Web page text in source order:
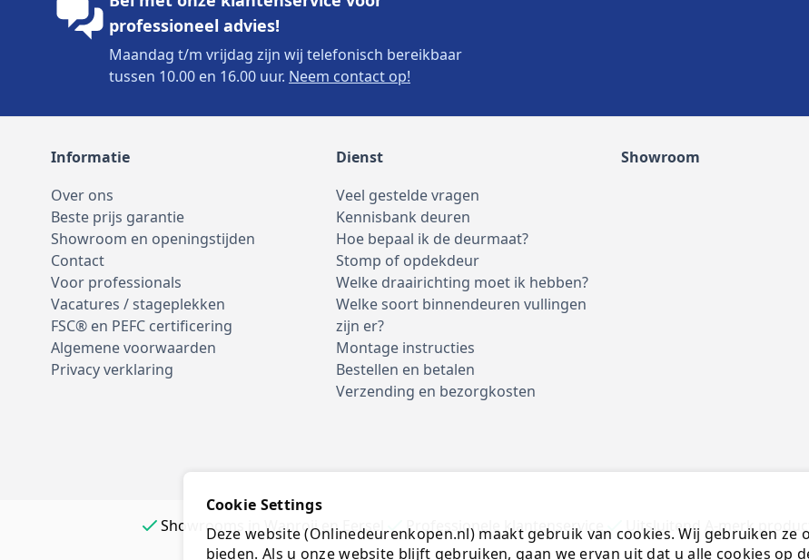
professioneel advies!
Maandag t/m vrijdag zijn wij telefonisch bereikbaar
tussen 10.00 en 16.00 uur. Neem contact op!
Informatie
Over ons
Beste prijs garantie
Showroom en openingstijden
Contact
Voor professionals
Vacatures / stageplekken
FSC® en PEFC certificering
Algemene voorwaarden
Privacy verklaring
Dienst
Veel gestelde vragen
Kennisbank deuren
Hoe bepaal ik de deurmaat?
Stomp of opdekdeur
Welke draairichting moet ik hebben?
Welke soort binnendeuren vullingen
zijn er?
Montage instructies
Bestellen en betalen
Verzending en bezorgkosten
Showroom
Showrooms in Wanroij en Eersel Professionele klantenservice Uitsluitend A-merk
Cookie Settings
Deze website (Onlinedeurenkopen.nl) maakt gebruik van cookies. Wij gebruiken ze
bieden. Als u onze website blijft gebruiken, gaan we ervan uit dat u alle cookies op